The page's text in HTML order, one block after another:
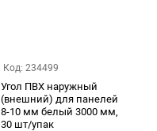
Код: 234499
Угол ПВХ наружный
(внешний) для панелей
8-10 мм белый 3000 мм,
30 шт/упак